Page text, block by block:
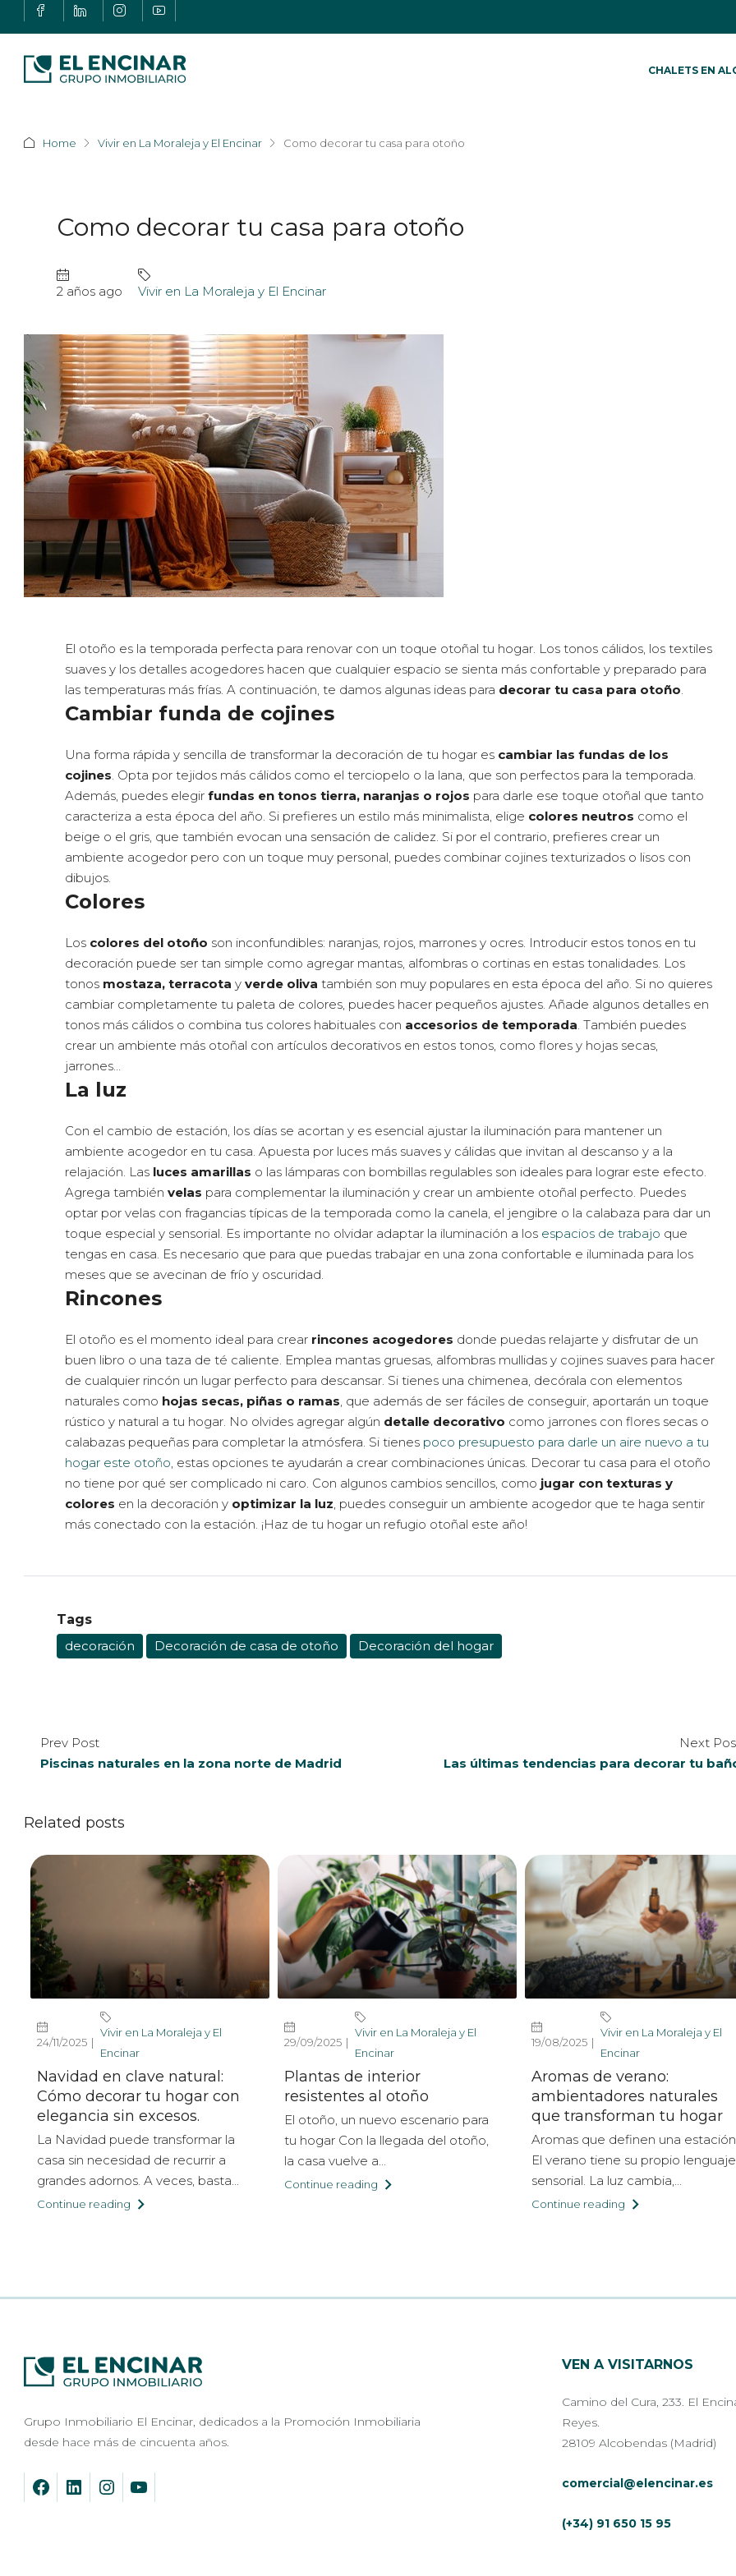
CHALETS EN
Home Vivir en La Moraleja y El Encinar Como decorar tu casa para otoño
Como decorar tu casa para otoño
2 años ago Vivir en La Moraleja y El Encinar
El otoño es la temporada perfecta para renovar con un toque otoñal tu hogar. Los tonos cálidos, los textiles
suaves y los detalles acogedores hacen que cualquier espacio se sienta más confortable y preparado para
las temperaturas más frías. A continuación, te damos algunas ideas para decorar tu casa para otoño.
Cambiar funda de cojines
Una forma rápida y sencilla de transformar la decoración de tu hogar es cambiar las fundas de los
cojines. Opta por tejidos más cálidos como el terciopelo o la lana, que son perfectos para la temporada.
Además, puedes elegir fundas en tonos tierra, naranjas o rojos para darle ese toque otoñal que tanto
caracteriza a esta época del año. Si prefieres un estilo más minimalista, elige colores neutros como el
beige o el gris, que también evocan una sensación de calidez. Si por el contrario, prefieres crear un
ambiente acogedor pero con un toque muy personal, puedes combinar cojines texturizados o lisos con
dibujos.
Colores
Los colores del otoño son inconfundibles: naranjas, rojos, marrones y ocres. Introducir estos tonos en tu
decoración puede ser tan simple como agregar mantas, alfombras o cortinas en estas tonalidades. Los
tonos mostaza, terracota y verde oliva también son muy populares en esta época del año. Si no quieres
cambiar completamente tu paleta de colores, puedes hacer pequeños ajustes. Añade algunos detalles en
tonos más cálidos o combina tus colores habituales con accesorios de temporada. También puedes
crear un ambiente más otoñal con artículos decorativos en estos tonos, como flores y hojas secas,
jarrones…
La luz
Con el cambio de estación, los días se acortan y es esencial ajustar la iluminación para mantener un
ambiente acogedor en tu casa. Apuesta por luces más suaves y cálidas que invitan al descanso y a la
relajación. Las luces amarillas o las lámparas con bombillas regulables son ideales para lograr este efecto.
Agrega también velas para complementar la iluminación y crear un ambiente otoñal perfecto. Puedes
optar por velas con fragancias típicas de la temporada como la canela, el jengibre o la calabaza para dar un
toque especial y sensorial. Es importante no olvidar adaptar la iluminación a los espacios de trabajo que
tengas en casa. Es necesario que para que puedas trabajar en una zona confortable e iluminada para los
meses que se avecinan de frío y oscuridad.
Rincones
El otoño es el momento ideal para crear rincones acogedores donde puedas relajarte y disfrutar de un
buen libro o una taza de té caliente. Emplea mantas gruesas, alfombras mullidas y cojines suaves para hacer
de cualquier rincón un lugar perfecto para descansar. Si tienes una chimenea, decórala con elementos
naturales como hojas secas, piñas o ramas, que además de ser fáciles de conseguir, aportarán un toque
rústico y natural a tu hogar. No olvides agregar algún detalle decorativo como jarrones con flores secas o
calabazas pequeñas para completar la atmósfera. Si tienes poco presupuesto para darle un aire nuevo a tu
hogar este otoño, estas opciones te ayudarán a crear combinaciones únicas. Decorar tu casa para el otoño
no tiene por qué ser complicado ni caro. Con algunos cambios sencillos, como jugar con texturas y
colores en la decoración y optimizar la luz, puedes conseguir un ambiente acogedor que te haga sentir
más conectado con la estación. ¡Haz de tu hogar un refugio otoñal este año!
Tags
decoración
Decoración de casa de otoño Decoración del hogar
Prev Post
Piscinas naturales en la zona norte de Madrid
Next
Las últimas tendencias para decorar tu
Related posts
24/11/2025
Vivir en La Moraleja y El
Encinar
Navidad en clave natural:
Cómo decorar tu hogar con
elegancia sin excesos.
La Navidad puede transformar la
casa sin necesidad de recurrir a
grandes adornos. A veces, basta...
Continue reading
29/09/2025
Vivir en La Moraleja y El
Encinar
Plantas de interior
resistentes al otoño
El otoño, un nuevo escenario para
tu hogar Con la llegada del otoño,
la casa vuelve a...
Continue reading
19/08/2025
Vivir en La Moraleja y El
Encinar
Aromas de verano:
ambientadores naturales
que transforman tu hogar
Aromas que definen una estación
El verano tiene su propio lenguaje
sensorial. La luz cambia,...
Continue reading
Grupo Inmobiliario El Encinar, dedicados a la Promoción Inmobiliaria
desde hace más de cincuenta años.
VEN A VISITARNOS
Camino del Cura, 233. El
Reyes.
28109 Alcobendas (Madrid)
comercial@elencinar.es
(+34) 91 650 15 95